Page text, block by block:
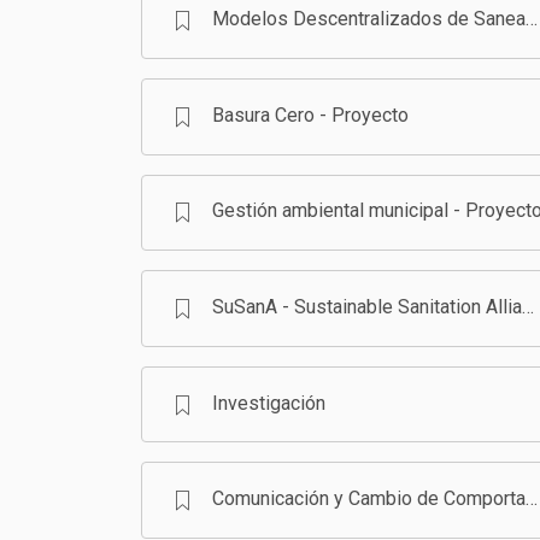
Modelos Descentralizados de Saneamiento en Bolivia - Programa
Basura Cero - Proyecto
Gestión ambiental municipal -
SuSanA - Sustainable Sanitation Alliance
Investigación
Comunicación y Cambio de Comportamiento